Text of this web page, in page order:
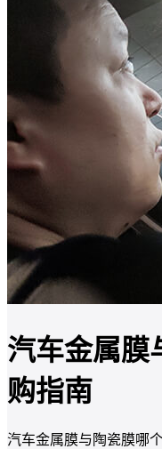
汽车金属膜
购指南
汽车金属膜与陶瓷膜哪